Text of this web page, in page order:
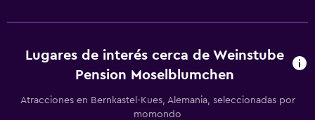
Zona de estar
Alfombrado
Traslado al aeropuerto (con cargos)
Lugares de interés cerca de Weinstube
Pension Moselblumchen
Atracciones en Bernkastel-Kues, Alemania, seleccionadas por
momondo